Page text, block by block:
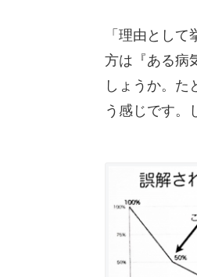
「理由とし
方は『ある病
しょうか。
う感じです。